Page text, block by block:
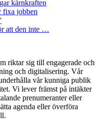
kärnkraften
fixa jobben
att den inte …
riktar sig till engagerade och
och digitalisering. Vår
vår kunniga publik
Vi lever främst på intäkter
prenumeranter eller
agenda eller överföra